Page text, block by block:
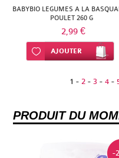
BABYBIO LEGUMES A LA
POULET 260 G
2,99 €
Ajouter à ma liste d’envie
AJOUTER
1 - 2 - 3 - 4 -
PRODUIT DU
-